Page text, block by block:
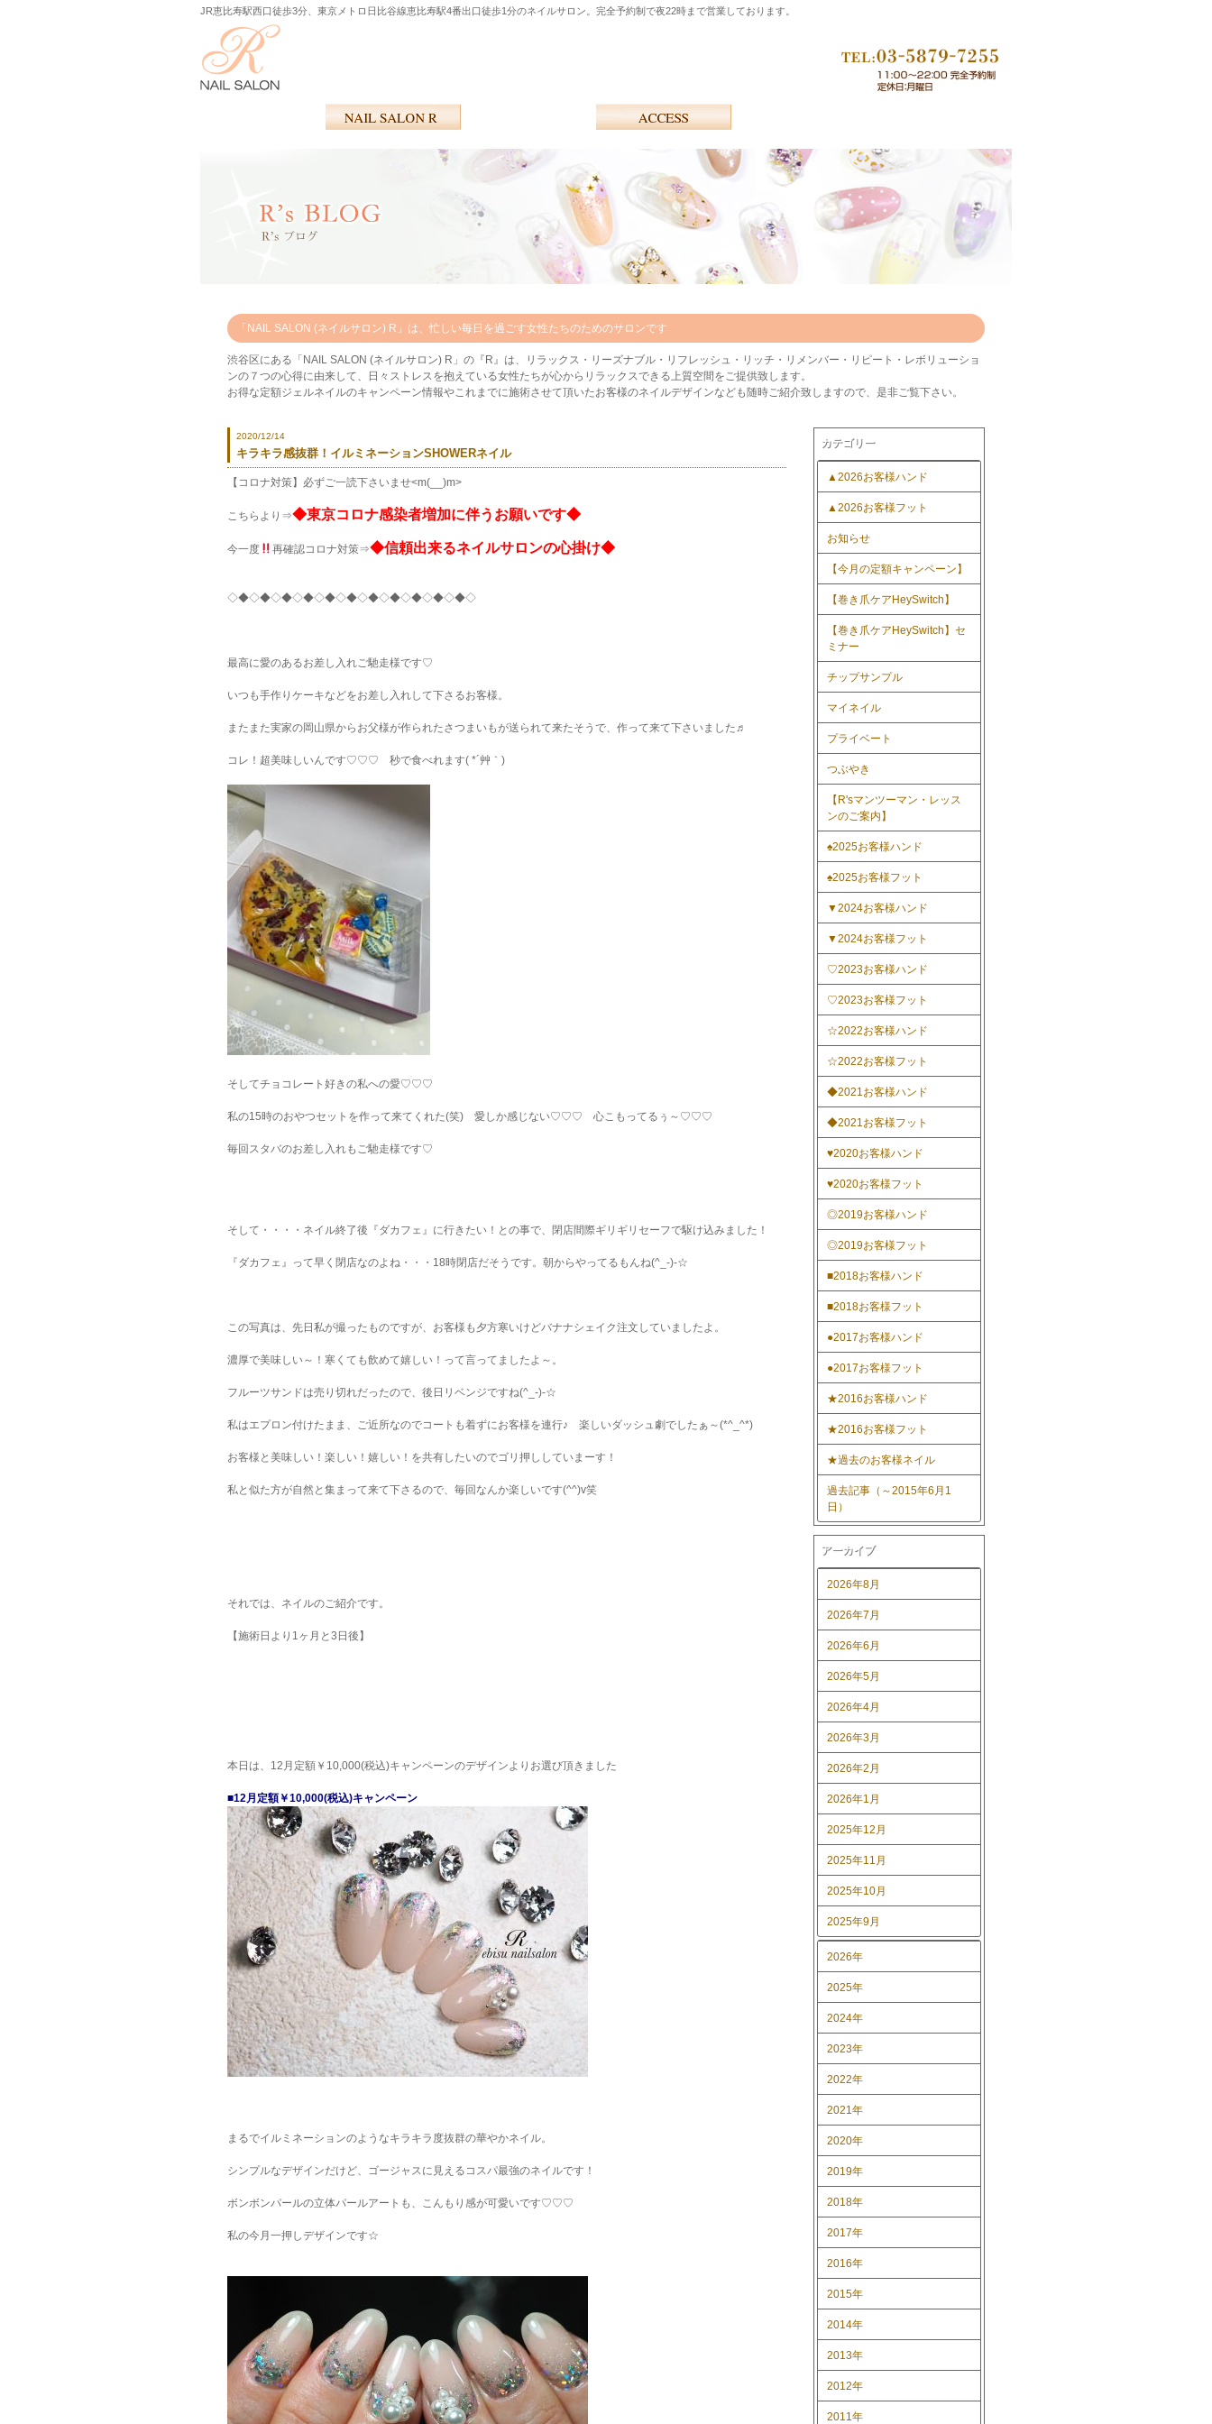
JR恵比寿駅西口徒歩3分、東京メトロ日比谷線恵比寿駅4番出口徒歩1分のネイルサロン。完全予約制で夜22時まで営業しております。
「NAIL SALON (ネイルサロン) R」は、忙しい毎日を過ごす女性たちのためのサロンです
渋谷区にある「NAIL SALON (ネイルサロン) R」の『R』は、リラックス・リーズナブル・リフレッシュ・リッチ・リメンバー・リピート・レボリューショ
ンの７つの心得に由来して、日々ストレスを抱えている女性たちが心からリラックスできる上質空間をご提供致します。
お得な定額ジェルネイルのキャンペーン情報やこれまでに施術させて頂いたお客様のネイルデザインなども随時ご紹介致しますので、是非ご覧下さい。
2020/12/14
キラキラ感抜群！イルミネーションSHOWERネイル
【コロナ対策】必ずご一読下さいませ<m(__)m>
こちらより⇒◆東京コロナ感染者増加に伴うお願いです◆
今一度 再確認コロナ対策⇒◆信頼出来るネイルサロンの心掛け◆
◇◆◇◆◇◆◇◆◇◆◇◆◇◆◇◆◇◆◇◆◇◆◇
最高に愛のあるお差し入れご馳走様です♡
いつも手作りケーキなどをお差し入れして下さるお客様。
またまた実家の岡山県からお父様が作られたさつまいもが送られて来たそうで、作って来て下さいました♬
コレ！超美味しいんです♡♡♡ 秒で食べれます( *´艸｀)
そしてチョコレート好きの私への愛♡♡♡
私の15時のおやつセットを作って来てくれた(笑) 愛しか感じない♡♡♡ 心こもってるぅ～♡♡♡
毎回スタバのお差し入れもご馳走様です♡
そして・・・・ネイル終了後『ダカフェ』に行きたい！との事で、閉店間際ギリギリセーフで駆け込みました！
『ダカフェ』って早く閉店なのよね・・・18時閉店だそうです。朝からやってるもんね(^_-)-☆
この写真は、先日私が撮ったものですが、お客様も夕方寒いけどバナナシェイク注文していましたよ。
濃厚で美味しい～！寒くても飲めて嬉しい！って言ってましたよ～。
フルーツサンドは売り切れだったので、後日リベンジですね(^_-)-☆
私はエプロン付けたまま、ご近所なのでコートも着ずにお客様を連行♪ 楽しいダッシュ劇でしたぁ～(*^_^*)
お客様と美味しい！楽しい！嬉しい！を共有したいのでゴリ押ししていまーす！
私と似た方が自然と集まって来て下さるので、毎回なんか楽しいです(^^)v笑
それでは、ネイルのご紹介です。
【施術日より1ヶ月と3日後】
本日は、12月定額￥10,000(税込)キャンペーンのデザインよりお選び頂きました
■12月定額￥10,000(税込)キャンペーン
まるでイルミネーションのようなキラキラ度抜群の華やかネイル。
シンプルなデザインだけど、ゴージャスに見えるコスパ最強のネイルです！
ボンボンパールの立体パールアートも、こんもり感が可愛いです♡♡♡
私の今月一押しデザインです☆
カテゴリー
▲2026お客様ハンド
▲2026お客様フット
お知らせ
【今月の定額キャンペーン】
【巻き爪ケアHeySwitch】
【巻き爪ケアHeySwitch】セ
ミナー
チップサンプル
マイネイル
プライベート
つぶやき
【R'sマンツーマン・レッス
ンのご案内】
♠2025お客様ハンド
♠2025お客様フット
▼2024お客様ハンド
▼2024お客様フット
♡2023お客様ハンド
♡2023お客様フット
☆2022お客様ハンド
☆2022お客様フット
◆2021お客様ハンド
◆2021お客様フット
♥2020お客様ハンド
♥2020お客様フット
◎2019お客様ハンド
◎2019お客様フット
■2018お客様ハンド
■2018お客様フット
●2017お客様ハンド
●2017お客様フット
★2016お客様ハンド
★2016お客様フット
★過去のお客様ネイル
過去記事（～2015年6月1
日）
アーカイブ
2026年8月
2026年7月
2026年6月
2026年5月
2026年4月
2026年3月
2026年2月
2026年1月
2025年12月
2025年11月
2025年10月
2025年9月
2026年
2025年
2024年
2023年
2022年
2021年
2020年
2019年
2018年
2017年
2016年
2015年
2014年
2013年
2012年
2011年